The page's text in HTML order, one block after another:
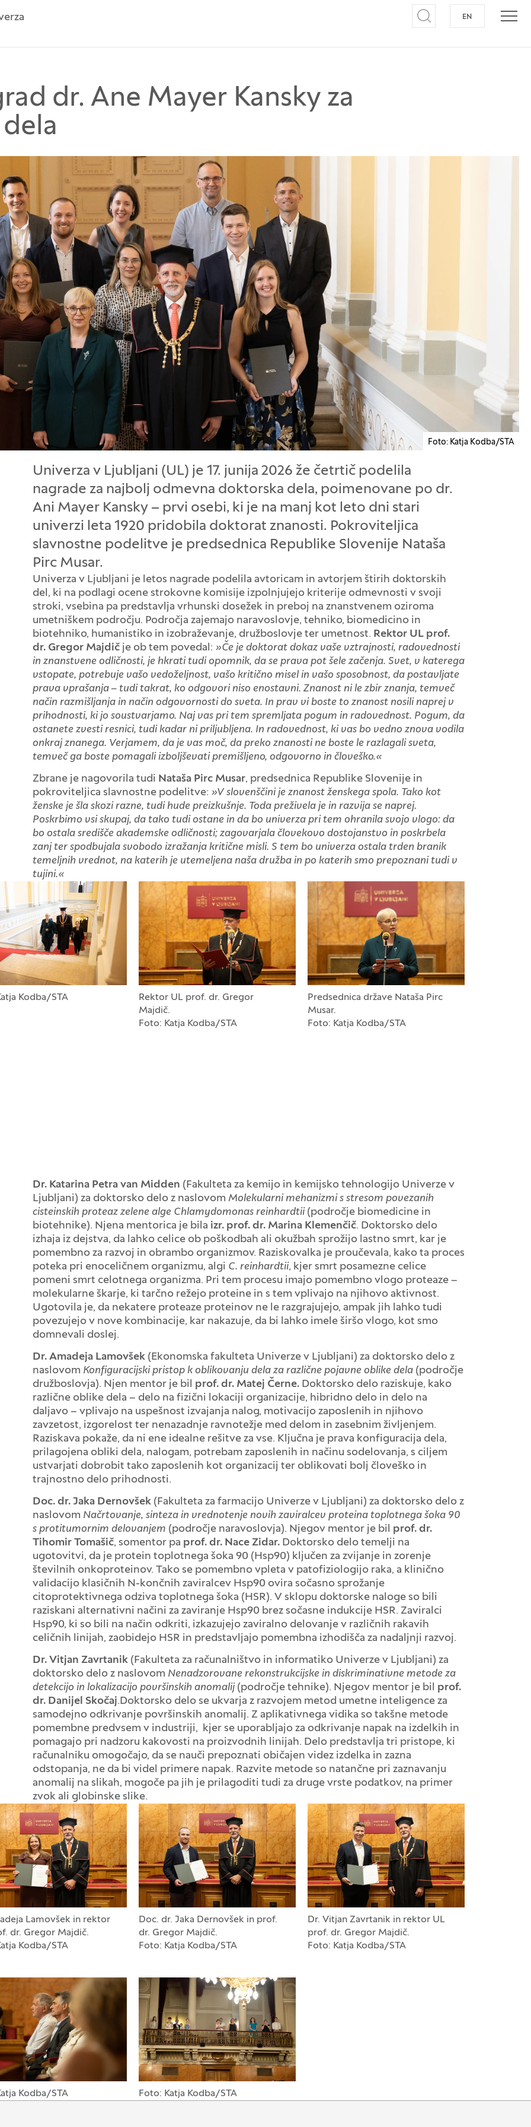
Odpri iskalnik
EN NA ANGLEŠKI
dr. Ane Mayer Kansky za
Foto: Katja Kodba/STA
Univerza v Ljubljani (UL) je 17. junija 2026 že četrtič podelila
nagrade za najbolj odmevna doktorska dela, poimenovane po dr.
Ani Mayer Kansky – prvi osebi, ki je na manj kot leto dni stari
univerzi leta 1920 pridobila doktorat znanosti. Pokroviteljica
slavnostne podelitve je predsednica Republike Slovenije Nataša
Pirc Musar.
Univerza v Ljubljani je letos nagrade podelila avtoricam in avtorjem štirih doktorskih
del, ki na podlagi ocene strokovne komisije izpolnjujejo kriterije odmevnosti v svoji
stroki, vsebina pa predstavlja vrhunski dosežek in preboj na znanstvenem oziroma
umetniškem področju. Področja zajemajo naravoslovje, tehniko, biomedicino in
biotehniko, humanistiko in izobraževanje, družboslovje ter umetnost. Rektor UL prof.
dr. Gregor Majdičje ob tem povedal: »Če je doktorat dokaz vaše vztrajnosti, radovednosti
in znanstvene odličnosti, je hkrati tudi opomnik, da se prava pot šele začenja. Svet, v katerega
vstopate, potrebuje vašo vedoželjnost, vašo kritično misel in vašo sposobnost, da postavljate
prava vprašanja – tudi takrat, ko odgovori niso enostavni. Znanost ni le zbir znanja, temveč
način razmišljanja in način odgovornosti do sveta. In prav vi boste to znanost nosili naprej v
prihodnosti, ki jo soustvarjamo. Naj vas pri tem spremljata pogum in radovednost. Pogum, da
ostanete zvesti resnici, tudi kadar ni priljubljena. In radovednost, ki vas bo vedno znova vodila
onkraj znanega. Verjamem, da je vas moč, da preko znanosti ne boste le razlagali sveta,
temveč ga boste pomagali izboljševati premišljeno, odgovorno in človeško.«
Zbrane je nagovorila tudi Nataša Pirc Musar, predsednica Republike Slovenije in
pokroviteljica slavnostne podelitve: »V slovenščini je znanost ženskega spola. Tako kot
ženske je šla skozi razne, tudi hude preizkušnje. Toda preživela je in razvija se naprej.
Poskrbimo vsi skupaj, da tako tudi ostane in da bo univerza pri tem ohranila svojo vlogo: da
bo ostala središče akademske odličnosti; zagovarjala človekovo dostojanstvo in poskrbela
zanj ter spodbujala svobodo izražanja kritične misli. S tem bo univerza ostala trden branik
temeljnih vrednot, na katerih je utemeljena naša družba in po katerih smo prepoznani tudi v
tujini.«
Kodba/STA
Rektor UL prof. dr. Gregor
Majdič.
Foto: Katja Kodba/STA
Predsednica države Nataša Pirc
Musar.
Foto: Katja Kodba/STA
Dr. Katarina Petra van Midden (Fakulteta za kemijo in kemijsko tehnologijo Univerze v
Ljubljani) za doktorsko delo z naslovom Molekularni mehanizmi s stresom povezanih
cisteinskih proteaz zelene alge Chlamydomonas reinhardtii (področje biomedicine in
biotehnike). Njena mentorica je bila izr. prof. dr. Marina Klemenčič. Doktorsko delo
izhaja iz dejstva, da lahko celice ob poškodbah ali okužbah sprožijo lastno smrt, kar je
pomembno za razvoj in obrambo organizmov. Raziskovalka je proučevala, kako ta proces
poteka pri enoceličnem organizmu, algi C. reinhardtii, kjer smrt posamezne celice
pomeni smrt celotnega organizma. Pri tem procesu imajo pomembno vlogo proteaze –
molekularne škarje, ki tarčno režejo proteine in s tem vplivajo na njihovo aktivnost.
Ugotovila je, da nekatere proteaze proteinov ne le razgrajujejo, ampak jih lahko tudi
povezujejo v nove kombinacije, kar nakazuje, da bi lahko imele širšo vlogo, kot smo
domnevali doslej.
Dr. Amadeja Lamovšek(Ekonomska fakulteta Univerze v Ljubljani) za doktorsko delo z
naslovom Konfiguracijski pristop k oblikovanju dela za različne pojavne oblike dela (področje
družboslovja). Njen mentor je bil prof. dr. Matej Černe. Doktorsko delo raziskuje, kako
različne oblike dela – delo na fizični lokaciji organizacije, hibridno delo in delo na
daljavo – vplivajo na uspešnost izvajanja nalog, motivacijo zaposlenih in njihovo
zavzetost, izgorelost ter nenazadnje ravnotežje med delom in zasebnim življenjem.
Raziskava pokaže, da ni ene idealne rešitve za vse. Ključna je prava konfiguracija dela,
prilagojena obliki dela, nalogam, potrebam zaposlenih in načinu sodelovanja, s ciljem
ustvarjati dobrobit tako zaposlenih kot organizacij ter oblikovati bolj človeško in
trajnostno delo prihodnosti.
Doc. dr. Jaka Dernovšek(Fakulteta za farmacijo Univerze v Ljubljani) za doktorsko delo z
naslovom Načrtovanje, sinteza in vrednotenje novih zaviralcev proteina toplotnega šoka 90
s protitumornim delovanjem (področje naravoslovja). Njegov mentor je bil prof. dr.
Tihomir Tomašič, somentor pa prof. dr. Nace Zidar. Doktorsko delo temelji na
ugotovitvi, da je protein toplotnega šoka 90 (Hsp90) ključen za zvijanje in zorenje
številnih onkoproteinov. Tako se pomembno vpleta v patofiziologijo raka, a klinično
validacijo klasičnih N-končnih zaviralcev Hsp90 ovira sočasno sprožanje
citoprotektivnega odziva toplotnega šoka (HSR). V sklopu doktorske naloge so bili
raziskani alternativni načini za zaviranje Hsp90 brez sočasne indukcije HSR. Zaviralci
Hsp90, ki so bili na način odkriti, izkazujejo zaviralno delovanje v različnih rakavih
celičnih linijah, zaobidejo HSR in predstavljajo pomembna izhodišča za nadaljnji razvoj.
Dr. Vitjan Zavrtanik(Fakulteta za računalništvo in informatiko Univerze v Ljubljani) za
doktorsko delo z naslovom Nenadzorovane rekonstrukcijske in diskriminativne metode za
detekcijo in lokalizacijo površinskih anomalij(področje tehnike). Njegov mentor je bil prof.
dr. Danijel Skočaj.Doktorsko delo se ukvarja z razvojem metod umetne inteligence za
samodejno odkrivanje površinskih anomalij. Z aplikativnega vidika so takšne metode
pomembne predvsem v industriji, kjer se uporabljajo za odkrivanje napak na izdelkih in
pomagajo pri nadzoru kakovosti na proizvodnih linijah. Delo predstavlja tri pristope, ki
računalniku omogočajo, da se nauči prepoznati običajen videz izdelka in zazna
odstopanja, ne da bi videl primere napak. Razvite metode so natančne pri zaznavanju
anomalij na slikah, mogoče pa jih je prilagoditi tudi za druge vrste podatkov, na primer
zvok ali globinske slike.
Lamovšek in rektor
dr. Gregor Majdič.
Kodba/STA
Doc. dr. Jaka Dernovšek in prof.
dr. Gregor Majdič.
Foto: Katja Kodba/STA
Dr. Vitjan Zavrtanik in rektor UL
prof. dr. Gregor Majdič.
Foto: Katja Kodba/STA
Kodba/STA Foto: Katja Kodba/STA